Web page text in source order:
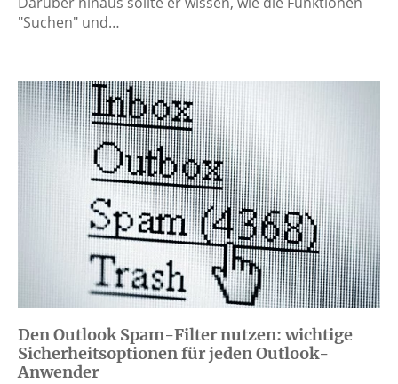
"Suchen" und…
Den Outlook Spam-Filter nutzen: wichtige
Sicherheitsoptionen für jeden Outlook-
Anwender